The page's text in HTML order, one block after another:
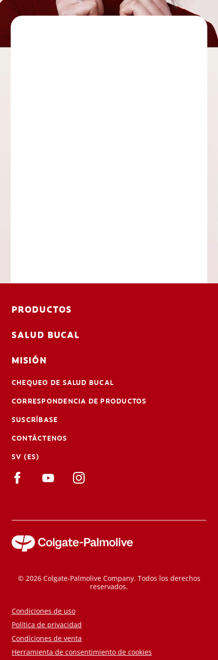
PRODUCTOS
SALUD BUCAL
MISIÓN
CHEQUEO DE SALUD BUCAL
CORRESPONDENCIA DE PRODUCTOS
SUSCRÍBASE
CONTÁCTENOS
SV (ES)
© 2026 Colgate-Palmolive Company. Todos los derechos
reservados.
Condiciones de uso
Política de privacidad
Condiciones de venta
Herramienta de consentimiento de cookies